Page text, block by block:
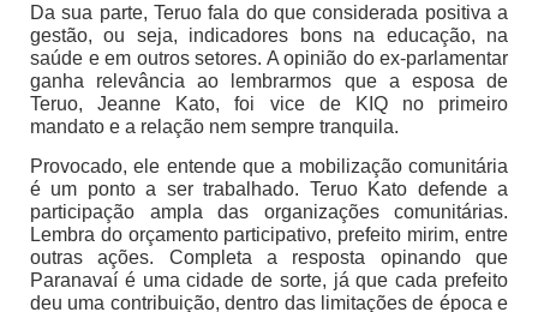
Da sua parte, Teruo fala do que considerada positiva a
gestão, ou seja, indicadores bons na educação, na
saúde e em outros setores. A opinião do ex-parlamentar
ganha relevância ao lembrarmos que a esposa de
Teruo, Jeanne Kato, foi vice de KIQ no primeiro
mandato e a relação nem sempre tranquila.
Provocado, ele entende que a mobilização comunitária
é um ponto a ser trabalhado. Teruo Kato defende a
participação ampla das organizações comunitárias.
Lembra do orçamento participativo, prefeito mirim, entre
outras ações. Completa a resposta opinando que
Paranavaí é uma cidade de sorte, já que cada prefeito
deu uma contribuição, dentro das limitações de época e